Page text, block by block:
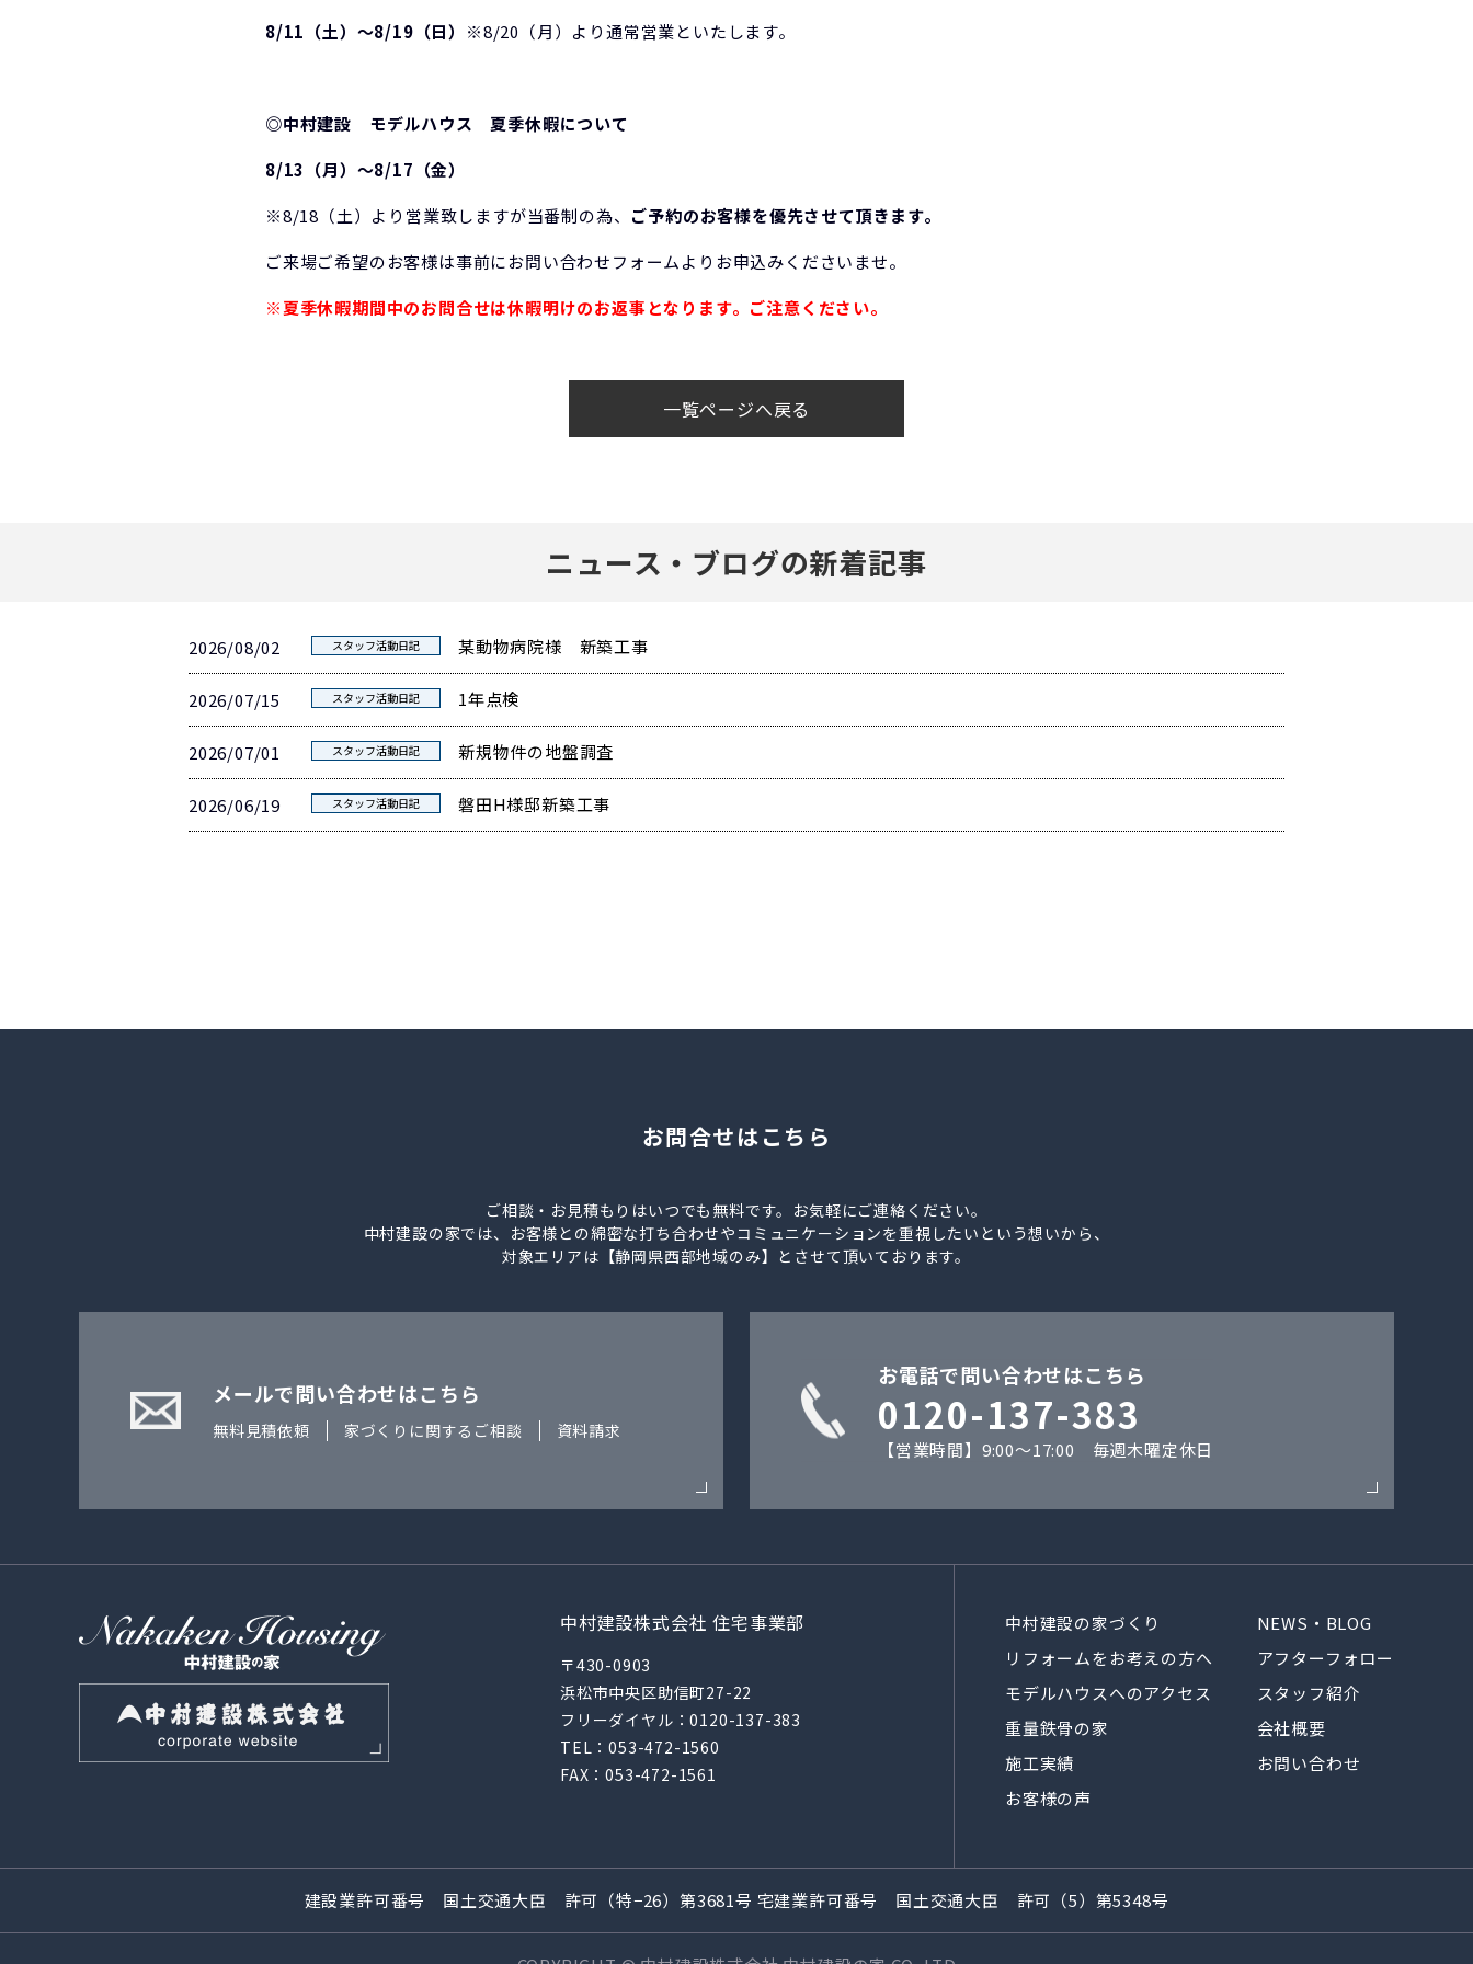
8/11（土）～8/19（日） ※8/20（月）より通常営業といたします。
◎中村建設 モデルハウス 夏季休暇について
8/13（月）～8/17（金）
※8/18（土）より営業致しますが当番制の為、 ご予約のお客様を優先させて頂きます。
ご来場ご希望のお客様は事前にお問い合わせフォームよりお申込みくださいませ。
※夏季休暇期間中のお問合せは休暇明けのお返事となります。ご注意ください。
一覧ページへ戻る
ニュース・ブログの新着記事
2026/08/02 スタッフ活動日記 某動物病院様 新築工事
2026/07/15 スタッフ活動日記 1年点検
2026/07/01 スタッフ活動日記 新規物件の地盤調査
2026/06/19 スタッフ活動日記 磐田H様邸新築工事
お問合せはこちら
ご相談・お見積もりはいつでも無料です。お気軽にご連絡ください。
中村建設の家では、お客様との綿密な打ち合わせやコミュニケーションを重視したいという想いから、
対象エリアは【静岡県西部地域のみ】とさせて頂いております。
メールで問い合わせはこちら
無料見積依頼 家づくりに関するご相談 資料請求
お電話で問い合わせはこちら
0120-137-383
【営業時間】9:00〜17:00 毎週木曜定休日
中村建設株式会社 住宅事業部
〒430-0903
浜松市中央区助信町27-22
フリーダイヤル：0120-137-383
TEL：053-472-1560
FAX：053-472-1561
中村建設の家づくり
リフォームをお考えの方へ
モデルハウスへのアクセス
重量鉄骨の家
施工実績
お客様の声
NEWS・BLOG
アフターフォロー
スタッフ紹介
会社概要
お問い合わせ
建設業許可番号 国土交通大臣 許可（特−26）第3681号 宅建業許可番号 国土交通大臣 許可（5）第5348号